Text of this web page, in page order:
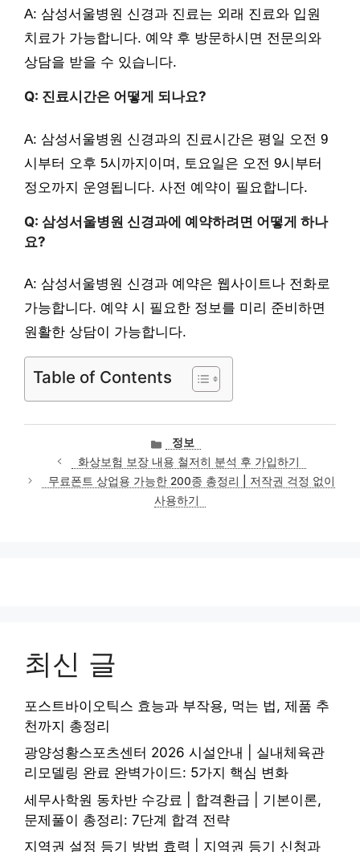
A: 삼성서울병원 신경과 진료는 외래 진료와 입원
치료가 가능합니다. 예약 후 방문하시면 전문의와
상담을 받을 수 있습니다.
Q: 진료시간은 어떻게 되나요?
A: 삼성서울병원 신경과의 진료시간은 평일 오전 9
시부터 오후 5시까지이며, 토요일은 오전 9시부터
정오까지 운영됩니다. 사전 예약이 필요합니다.
Q: 삼성서울병원 신경과에 예약하려면 어떻게 하나
요?
A: 삼성서울병원 신경과 예약은 웹사이트나 전화로
가능합니다. 예약 시 필요한 정보를 미리 준비하면
원활한 상담이 가능합니다.
Table of Contents
카
테
고
리
정보
화상보험 보장 내용 철저히 분석 후 가입하기
무료폰트 상업용 가능한 200종 총정리 | 저작권 걱정 없이
사용하기
최신 글
포스트바이오틱스 효능과 부작용, 먹는 법, 제품 추
천까지 총정리
광양성황스포츠센터 2026 시설안내 | 실내체육관
리모델링 완료 완벽가이드: 5가지 핵심 변화
세무사학원 동차반 수강료 | 합격환급 | 기본이론,
문제풀이 총정리: 7단계 합격 전략
지역권 설정 등기 방법 효력 | 지역권 등기 신청과